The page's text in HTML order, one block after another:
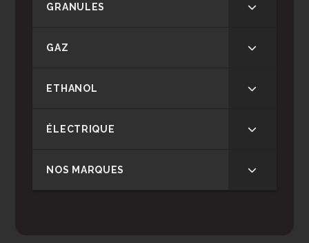
GRANULES
GAZ
ETHANOL
ÉLECTRIQUE
NOS MARQUES